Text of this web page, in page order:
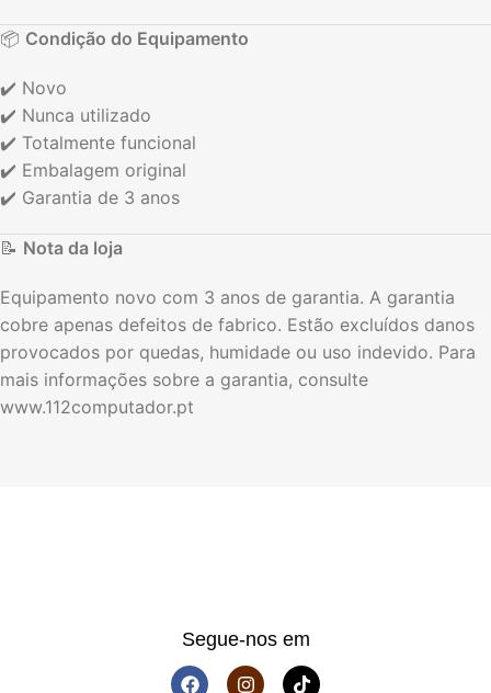
📦 Condição do Equipamento
✔️ Novo
✔️ Nunca utilizado
✔️ Totalmente funcional
✔️ Embalagem original
✔️ Garantia de 3 anos
📝 Nota da loja
Equipamento novo com 3 anos de garantia. A garantia
cobre apenas defeitos de fabrico. Estão excluídos danos
provocados por quedas, humidade ou uso indevido. Para
mais informações sobre a garantia, consulte
www.112computador.pt
Segue-nos em